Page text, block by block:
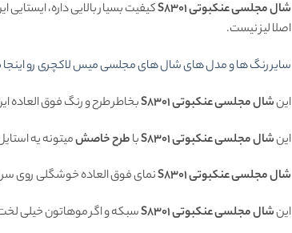
شال مجلسی عنکبوتی S8301
کیفیت بسیار بالایی داره، ایستایی
اصلا لیز نیست.
سایر رنگ ها و مدل های شال های مجلسی میس لاکچری رو اینجا
اینشال مجلسی عنکبوتی S8301 بخاطر طرح و رنگ فوق العاده
اینشال مجلسی عنکبوتی S8301 باطرح خاصشمیتونه یه
شال مجلسی عنکبوتی S8301
نمای فوق العاده خوشگلی روی سر
اینشال مجلسی عنکبوتی S8301 سبکه و اگر موهاتون خیلی